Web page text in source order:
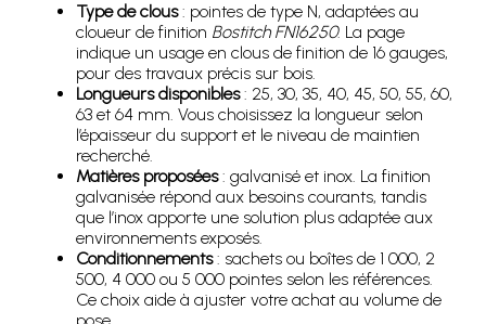
Type de clous: pointes de type N, adaptées au
cloueur de finition Bostitch FN16250. La page
indique un usage en clous de finition de 16 gauges,
pour des travaux précis sur bois.
Longueurs disponibles: 25, 30, 35, 40, 45, 50, 55, 60,
63 et 64 mm. Vous choisissez la longueur selon
l’épaisseur du support et le niveau de maintien
recherché.
Matières proposées: galvanisé et inox. La finition
galvanisée répond aux besoins courants, tandis
que l’inox apporte une solution plus adaptée aux
environnements exposés.
Conditionnements: sachets ou boîtes de 1 000, 2
500, 4 000 ou 5 000 pointes selon les références.
Ce choix aide à ajuster votre achat au volume de